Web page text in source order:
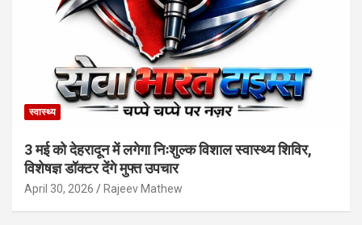
स्वास्थ्य
3 मई को देहरादून में लगेगा निःशुल्क विशाल स्वास्थ्य शिविर,
विशेषज्ञ डॉक्टर देंगे मुफ्त उपचार
April 30, 2026 Rajeev Mathew